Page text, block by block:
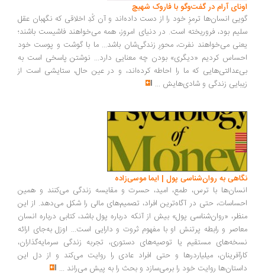
اونای آرام در گفت‌وگو با فاروک شهیچ‭
گویی انسان‌ها ترمزِ خود را از دست داده‌اند و آن کُدِ اخلاقی که نگهبان عقل
سلیم بود، فروریخته است. در دنیای امروز، همه می‌خواهند فاشیست باشند؛
یعنی می‌خواهند نفرت، محورِ زندگی‌شان باشد... ما با گوشت و پوست خود
احساس کردیم «دیگری» بودن چه معنایی دارد... نوشتن پاسخی است به
بی‌عدالتی‌هایی که ما را احاطه کرده‌اند، و در عین حال، ستایشی است از
زیبایی زندگی و شادی‌هایش ...
نگاهی به روان‌شناسی پول | ایما موسی‌زاده
انسان‌ها با ترس، طمع، امید، حسرت و مقایسه زندگی می‌کنند و همین
احساسات، حتی در آگاه‌ترین افراد، تصمیم‌های مالی را شکل می‌دهد. از این
منظر، «روان‌شناسی پول» بیش از آنکه درباره پول باشد، کتابی درباره انسان
معاصر و رابطه پرتنش او با مفهوم ثروت و دارایی است... اوزل به‌جای ارائه
نسخه‌های مستقیم یا توصیه‌های دستوری، تجربه زندگی سرمایه‌گذاران،
کارآفرینان، میلیاردرها و حتی افراد عادی را روایت می‌کند و از دل این
داستان‌ها روایت خود را برمی‌سازد و بحث را به پیش می‌راند ...